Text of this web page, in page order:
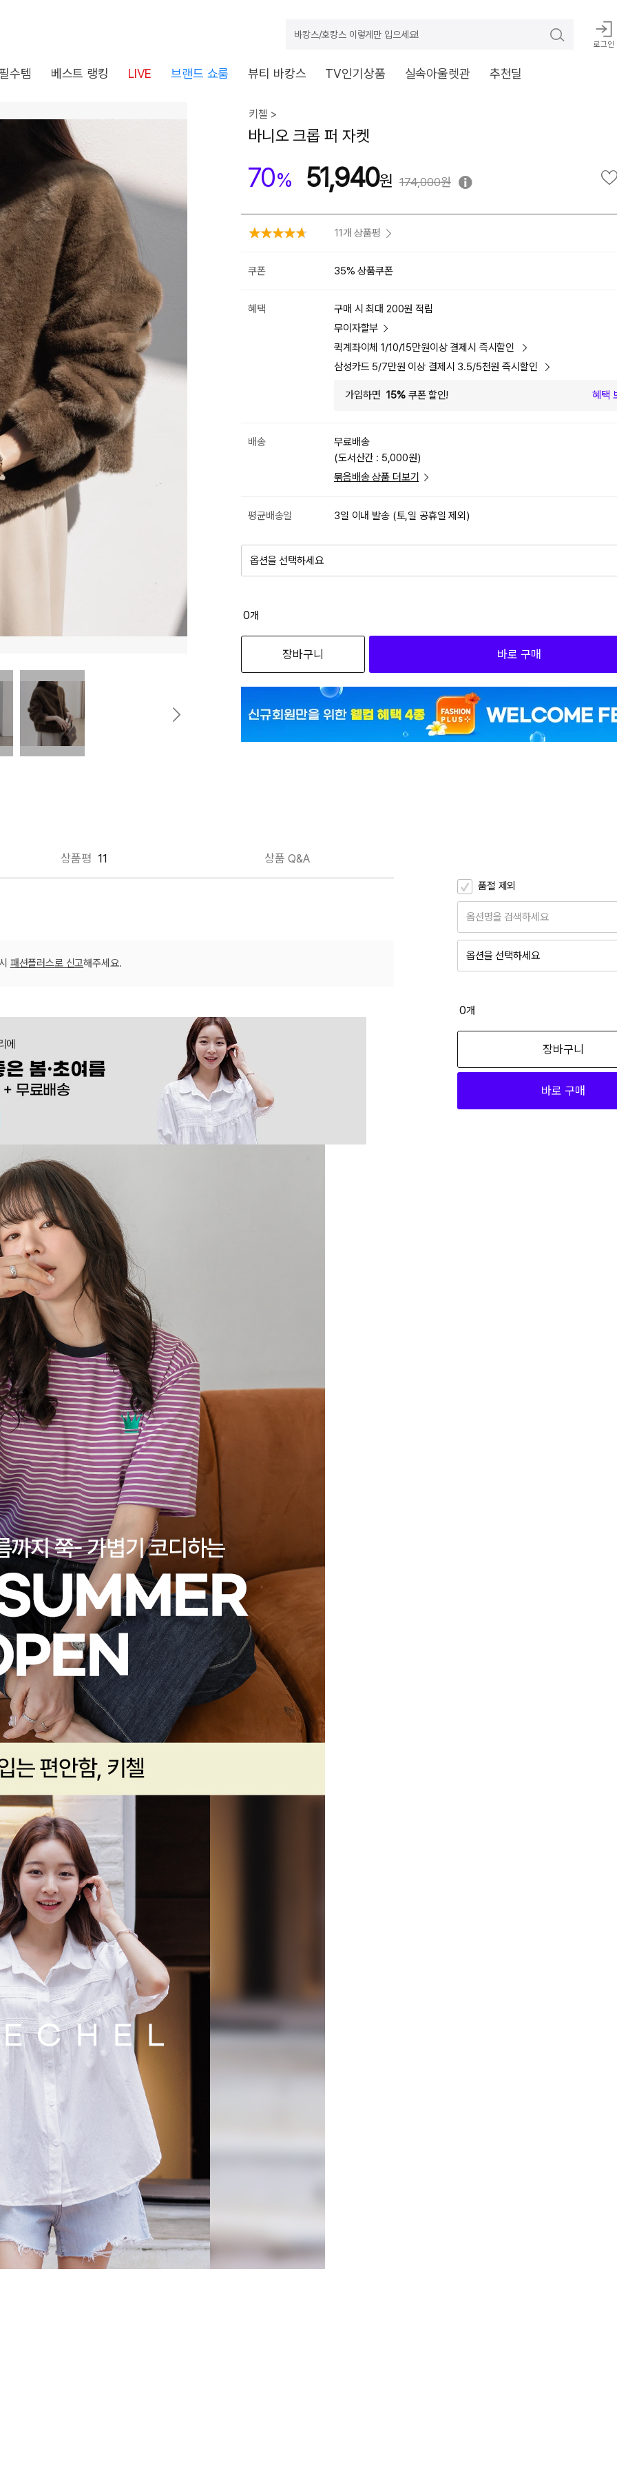
바캉스/호캉스 이렇게만 입으세요!
로그인
수템 베스트 랭킹 LIVE 브랜드 쇼룸 뷰티 바캉스 TV인기상품 실속아울렛관 추천딜
장바구니 쿠폰
가능 쿠폰
전체 다운로드
습니다.
상품이에요
요?
쇼핑 계속하기
키첼 >
바니오 크롭 퍼 자켓
70% 51,940 174,000원
11개 상품평
쿠폰 35% 상품쿠폰
혜택
구매 시 최대 200원 적립
무이자할부
퀵계좌이체 1/10/15만원이상 결제시 즉시할인
삼성카드 5/7만원 이상 결제시 3.5/5천원 즉시할인
가입하면 15%쿠폰 할인! 혜택
배송
무료배송
(도서산간 : 5,000원)
묶음배송 상품 더보기
평균배송일 3일 이내 발송 (토,일 공휴일 제외)
옵션을 선택하세요
베이지 FREE
0개
장바구니 바로 구매
상품평 11 상품 Q&A
품절 제외
옵션명을 검색하세요
옵션을 선택하세요
51,940
51,940
0개
장바구니
바로 구매